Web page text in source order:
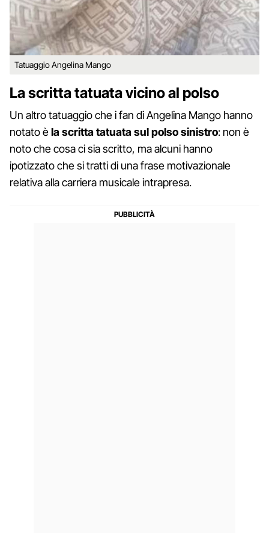
Tatuaggio Angelina Mango
La scritta tatuata vicino al polso
Un altro tatuaggio che i fan di Angelina Mango hanno
notato èla scritta tatuata sul polso sinistro: non è
noto che cosa ci sia scritto, ma alcuni hanno
ipotizzato che si tratti di una frase motivazionale
relativa alla carriera musicale intrapresa.